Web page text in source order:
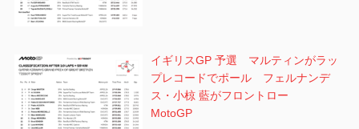
イギリスGP 予選 マルティンがラッ
プレコードでポール フェルナンデ
ス・小椋 藍がフロントロー
MotoGP